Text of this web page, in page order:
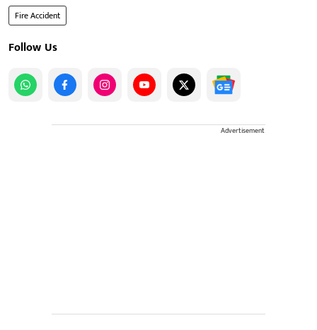
Fire Accident
Follow Us
Advertisement